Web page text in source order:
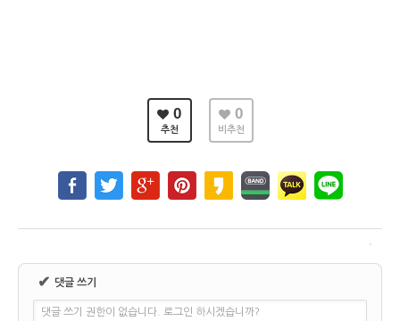
0
추천
0
비추천
✔ 댓글 쓰기
댓글 쓰기 권한이 없습니다. 로그인 하시겠습니까?